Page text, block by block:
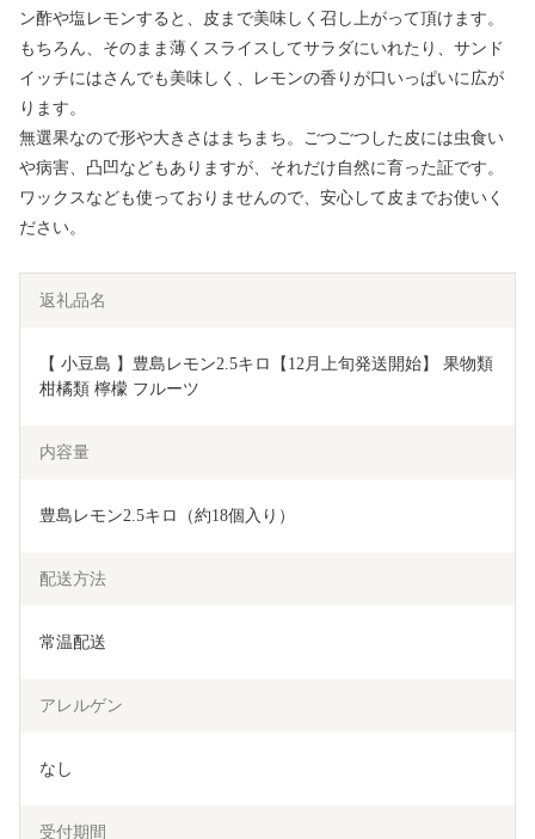
ン酢や塩レモンすると、皮まで美味しく召し上がって頂けます。
もちろん、そのまま薄くスライスしてサラダにいれたり、サンド
イッチにはさんでも美味しく、レモンの香りが口いっぱいに広が
ります。
無選果なので形や大きさはまちまち。ごつごつした皮には虫食い
や病害、凸凹などもありますが、それだけ自然に育った証です。
ワックスなども使っておりませんので、安心して皮までお使いく
ださい。
返礼品名
【 小豆島 】豊島レモン2.5キロ【12月上旬発送開始】 果物類
柑橘類 檸檬 フルーツ
内容量
豊島レモン2.5キロ（約18個入り）
配送方法
常温配送
アレルゲン
なし
受付期間